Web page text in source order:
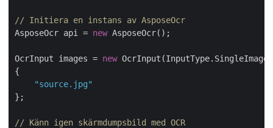
// Initiera en instans av AsposeOcr
AsposeOcr api = new AsposeOcr();
OcrInput images = new OcrInput(InputType.SingleImage)
{
"source.jpg"
};
// Känn igen skärmdumpsbild med OCR